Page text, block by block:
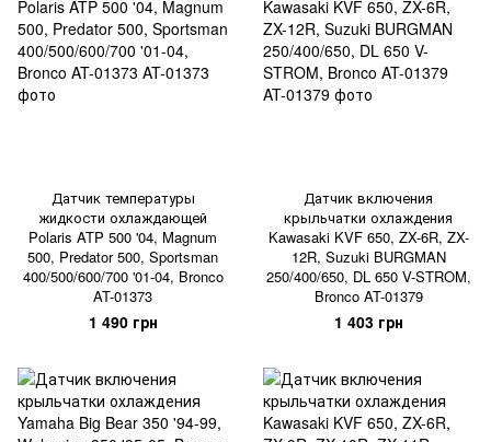
Датчик температуры
жидкости охлаждающей
Polaris ATP 500 '04, Magnum
500, Predator 500, Sportsman
400/500/600/700 '01-04, Bronco
AT-01373
1 490 грн
Датчик включения
крыльчатки охлаждения
Kawasaki KVF 650, ZX-6R, ZX-
12R, Suzuki BURGMAN
250/400/650, DL 650 V-STROM,
Bronco AT-01379
1 403 грн